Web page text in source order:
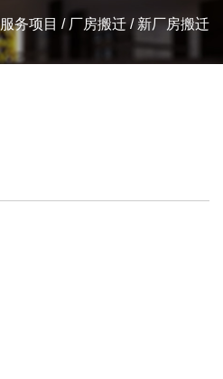
服务项目 / 厂房搬迁 / 新厂房搬迁